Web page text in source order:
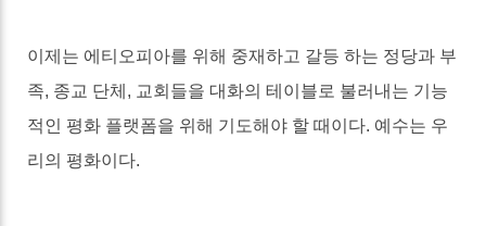
이제는 에티오피아를 위해 중재하고 갈등 하는 정당과 부
족, 종교 단체 , 교회들을 대화의 테이블로 불러내는 기능
적인 평화 플랫폼을 위해 기도해야 할 때이다. 예수는 우
리의 평화이다.